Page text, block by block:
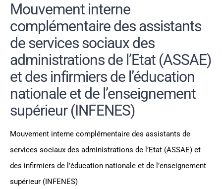
Mouvement interne
complémentaire des assistants
de services sociaux des
administrations de l’Etat (ASSAE)
et des infirmiers de l’éducation
nationale et de l’enseignement
supérieur (INFENES)
Mouvement interne complémentaire des assistants de
services sociaux des administrations de l’Etat (ASSAE) et
des infirmiers de l’éducation nationale et de l’enseignement
supérieur (INFENES)